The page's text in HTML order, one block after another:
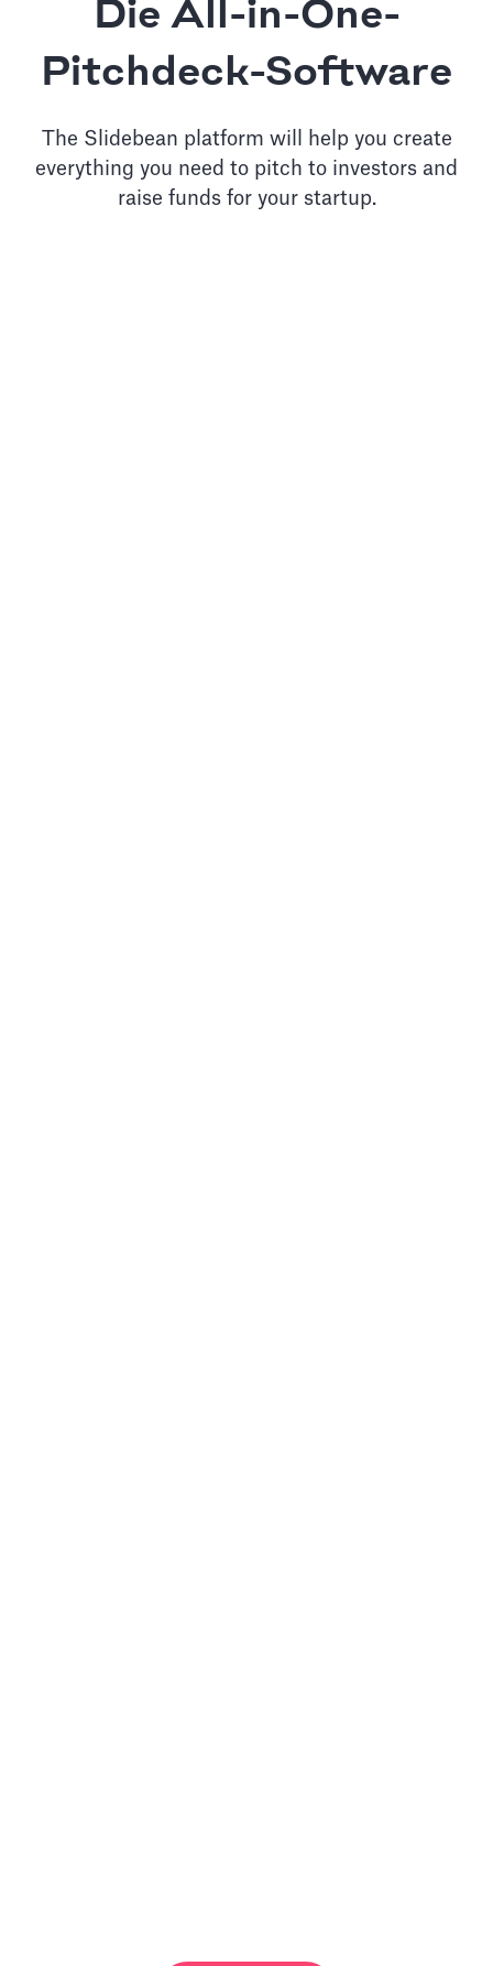
Die All-in-One-
Pitchdeck-Software
The Slidebean platform will help you create
everything you need to pitch to investors and
raise funds for your startup.